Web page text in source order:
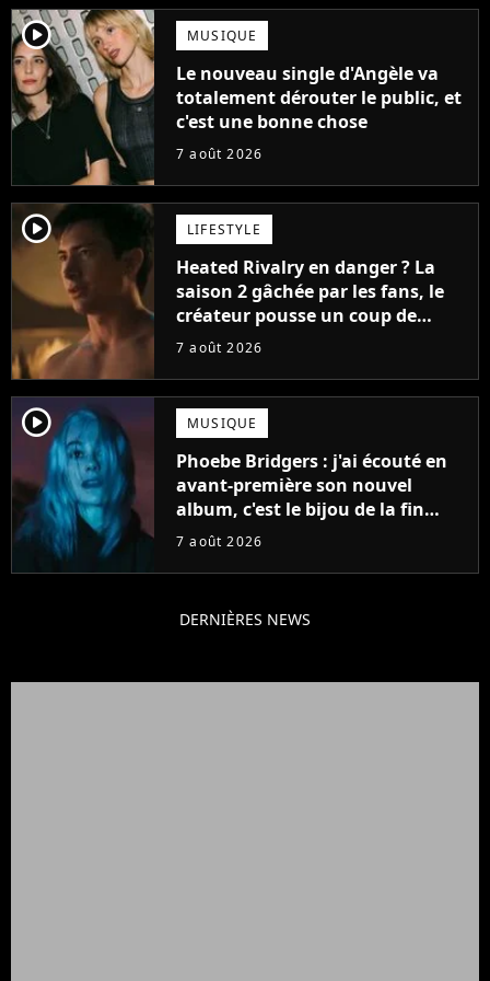
player2 MUSIQUE
Le nouveau single d'Angèle va
totalement dérouter le public, et
c'est une bonne chose
7 août 2026
player2 LIFESTYLE
Heated Rivalry en danger ? La
saison 2 gâchée par les fans, le
créateur pousse un coup de
gueule
7 août 2026
player2 MUSIQUE
Phoebe Bridgers : j'ai écouté en
avant-première son nouvel
album, c'est le bijou de la fin
d'été
7 août 2026
DERNIÈRES NEWS